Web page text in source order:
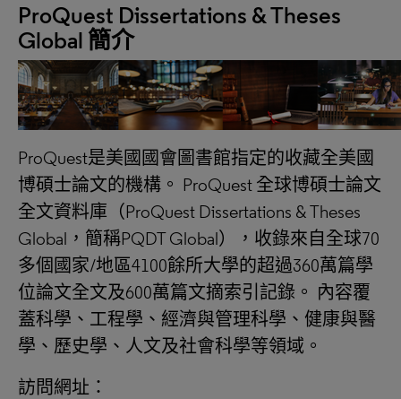
ProQuest Dissertations & Theses
Global 簡介
ProQuest是美國國會圖書館指定的收藏全美國
博碩士論文的機構。 ProQuest 全球博碩士論文
全文資料庫（ProQuest Dissertations & Theses
Global，簡稱PQDT Global），收錄來自全球70
多個國家/地區4100餘所大學的超過360萬篇學
位論文全文及600萬篇文摘索引記錄。 內容覆
蓋科學、工程學、經濟與管理科學、健康與醫
學、歷史學、人文及社會科學等領域。
訪問網址：